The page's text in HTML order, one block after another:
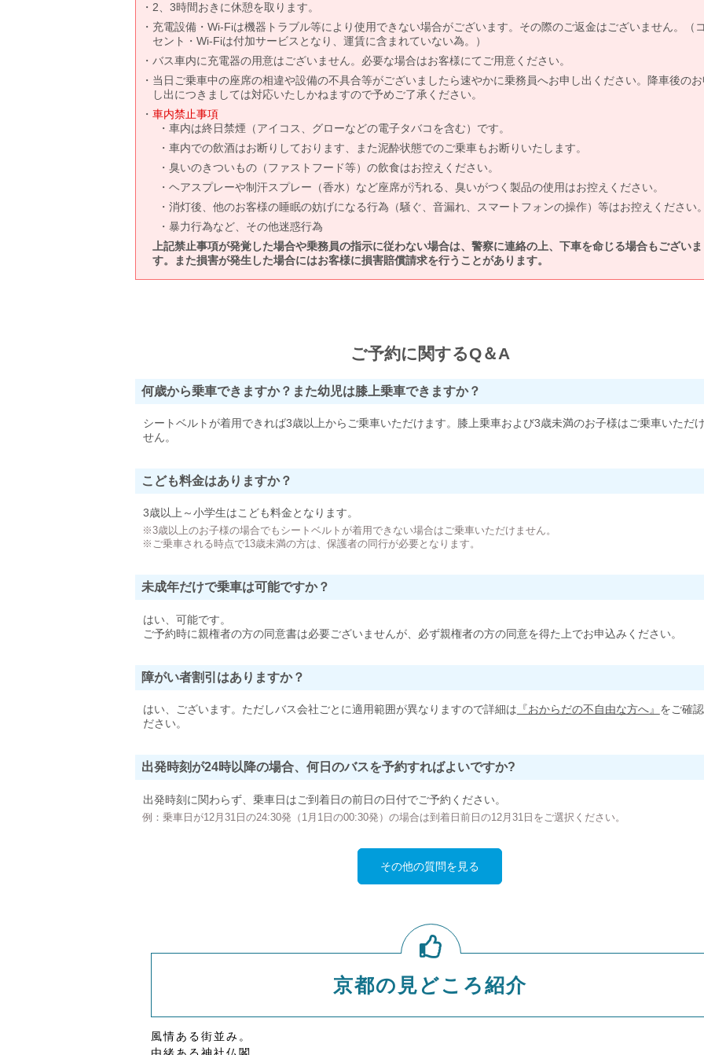
2、3時間おきに休憩を取ります。
充電設備・Wi-Fiは機器トラブル等により使用できない場合がございます。その際のご返金はございません。（
セント・Wi-Fiは付加サービスとなり、運賃に含まれていない為。）
バス車内に充電器の用意はございません。必要な場合はお客様にてご用意ください。
当日ご乗車中の座席の相違や設備の不具合等がございましたら速やかに乗務員へお申し出ください。降車後の
し出につきましては対応いたしかねますので予めご了承ください。
車内禁止事項
車内は終日禁煙（アイコス、グローなどの電子タバコを含む）です。
車内での飲酒はお断りしております、また泥酔状態でのご乗車もお断りいたします。
臭いのきついもの（ファストフード等）の飲食はお控えください。
ヘアスプレーや制汗スプレー（香水）など座席が汚れる、臭いがつく製品の使用はお控えください。
消灯後、他のお客様の睡眠の妨げになる行為（騒ぐ、音漏れ、スマートフォンの操作）等はお控えください
暴力行為など、その他迷惑行為
上記禁止事項が発覚した場合や乗務員の指示に従わない場合は、警察に連絡の上、下車を命じる場合もございま
す。また損害が発生した場合にはお客様に損害賠償請求を行うことがあります。
ご予約に関するQ＆A
何歳から乗車できますか？また幼児は膝上乗車できますか？
シートベルトが着用できれば3歳以上からご乗車いただけます。膝上乗車および3歳未満のお子様はご乗車いただ
せん。
こども料金はありますか？
3歳以上～小学生はこども料金となります。
※3歳以上のお子様の場合でもシートベルトが着用できない場合はご乗車いただけません。
※ご乗車される時点で13歳未満の方は、保護者の同行が必要となります。
未成年だけで乗車は可能ですか？
はい、可能です。
ご予約時に親権者の方の同意書は必要ございませんが、必ず親権者の方の同意を得た上でお申込みください。
障がい者割引はありますか？
はい、ございます。ただしバス会社ごとに適用範囲が異なりますので詳細は 『おからだの不自由な方へ』 をご確
ださい。
出発時刻が24時以降の場合、何日のバスを予約すればよいですか?
出発時刻に関わらず、乗車日はご到着日の前日の日付でご予約ください。
例：乗車日が12月31日の24:30発（1月1日の00:30発）の場合は到着日前日の12月31日をご選択ください。
その他の質問を見る
京都の見どころ紹介
風情ある街並み。
由緒ある神社仏閣。